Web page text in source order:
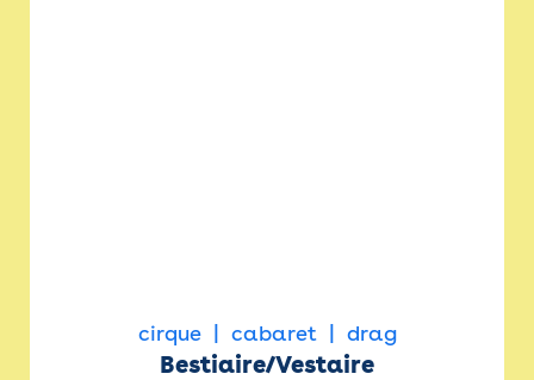
cirque cabaret drag
Bestiaire/Vestaire